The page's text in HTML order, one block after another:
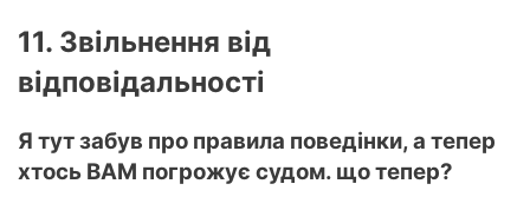
11. Звільнення від
відповідальності
Я тут забув про правила поведінки, а тепер
хтось ВАМ погрожує судом. що тепер?